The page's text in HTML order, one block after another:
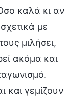
καλά κι αν
με
μιλήσει,
ακόμα και
και γεμίζουν